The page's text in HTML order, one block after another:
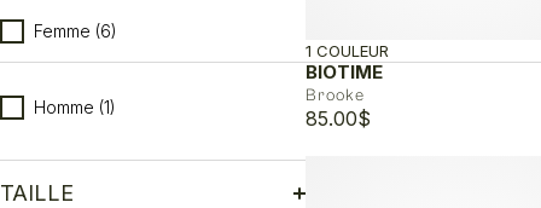
Genre
Femme (6)
Homme (1)
TAILLE
BIOTIME
Brooke
1 COULEUR
85.00$